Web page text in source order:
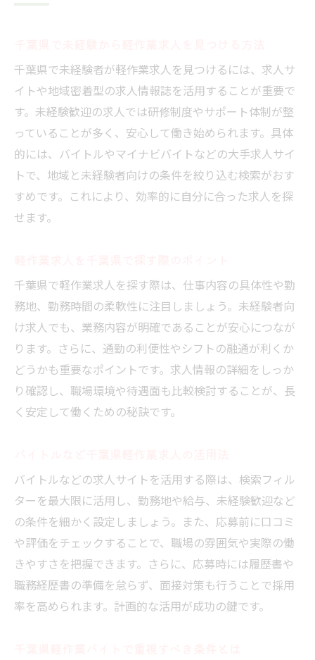
千葉県で未経験者が軽作業求人を見つけるには、求人サ
イトや地域密着型の求人情報誌を活用することが重要で
す。未経験歓迎の求人では研修制度やサポート体制が整
っていることが多く、安心して働き始められます。具体
的には、バイトルやマイナビバイトなどの大手求人サイ
トで、地域と未経験者向けの条件を絞り込む検索がおす
すめです。これにより、効率的に自分に合った求人を探
せます。
千葉県で軽作業求人を探す際は、仕事内容の具体性や勤
務地、勤務時間の柔軟性に注目しましょう。未経験者向
け求人でも、業務内容が明確であることが安心につなが
ります。さらに、通勤の利便性やシフトの融通が利くか
どうかも重要なポイントです。求人情報の詳細をしっか
り確認し、職場環境や待遇面も比較検討することが、長
く安定して働くための秘訣です。
バイトルなどの求人サイトを活用する際は、検索フィル
ターを最大限に活用し、勤務地や給与、未経験歓迎など
の条件を細かく設定しましょう。また、応募前に口コミ
や評価をチェックすることで、職場の雰囲気や実際の働
きやすさを把握できます。さらに、応募時には履歴書や
職務経歴書の準備を怠らず、面接対策も行うことで採用
率を高められます。計画的な活用が成功の鍵です。